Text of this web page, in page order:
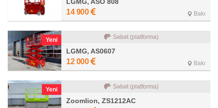
14 900 Bakı
Yeni Səbət (platforma)
LGMG, AS0607
12 000 Bakı
Yeni Səbət (platforma)
Zoomlion, ZS1212AC